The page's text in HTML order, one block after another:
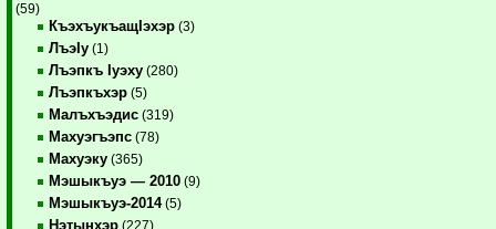
(59)
КъэхъукъащIэхэр (3)
ЛъэIу (1)
Лъэпкъ Iуэху (280)
Лъэпкъхэр (5)
Малъхъэдис (319)
Махуэгъэпс (78)
Махуэку (365)
Мэшыкъуэ — 2010 (9)
Мэшыкъуэ-2014(5)
Нэтынхэр (227)